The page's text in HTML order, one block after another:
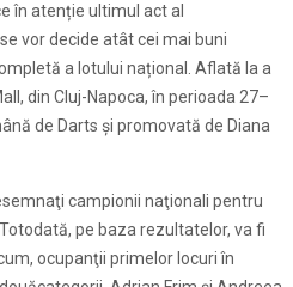
în atenție ultimul act al
vor decide atât cei mai buni
a lotului național. Aflată la a
din Cluj-Napoca, în perioada 27–
de Darts și promovată de Diana
campionii naţionali pentru
pe baza rezultatelor, va fi
ocupanţii primelor locuri în